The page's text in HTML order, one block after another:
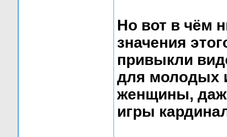
Но вот в чём
значения
привыкли
для молодых
женщины,
игры